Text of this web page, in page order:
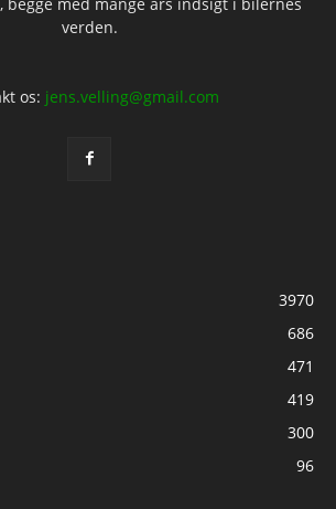
begge med mange års indsigt i bilernes
verden.
os: jens.velling@gmail.com
3970
686
471
419
300
96